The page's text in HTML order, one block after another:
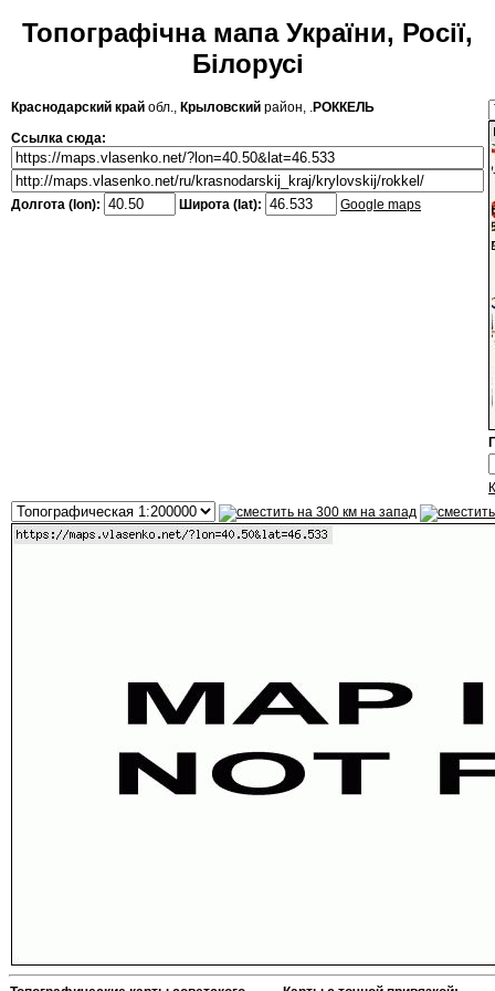
Топографічна мапа України, Росії,
Білорусі
Краснодарский край обл., Крыловский район, .РОККЕЛЬ
Ссылка сюда:
Долгота (lon): Широта (lat): Google maps